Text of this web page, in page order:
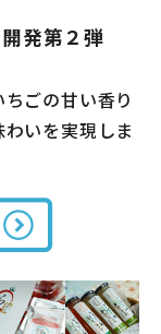
発第２弾
ごの甘い香り
いを実現しま